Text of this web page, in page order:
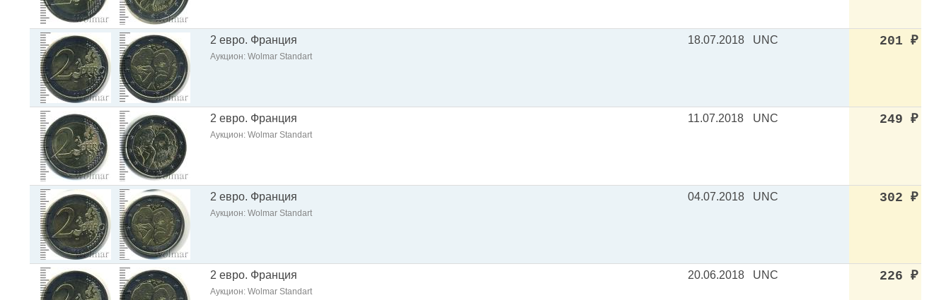
2 евро. Франция
Аукцион: Wolmar Standart
18.07.2018 UNC 201 ₽
2 евро. Франция
Аукцион: Wolmar Standart
11.07.2018 UNC 249 ₽
2 евро. Франция
Аукцион: Wolmar Standart
04.07.2018 UNC 302 ₽
2 евро. Франция
Аукцион: Wolmar Standart
20.06.2018 UNC 226 ₽